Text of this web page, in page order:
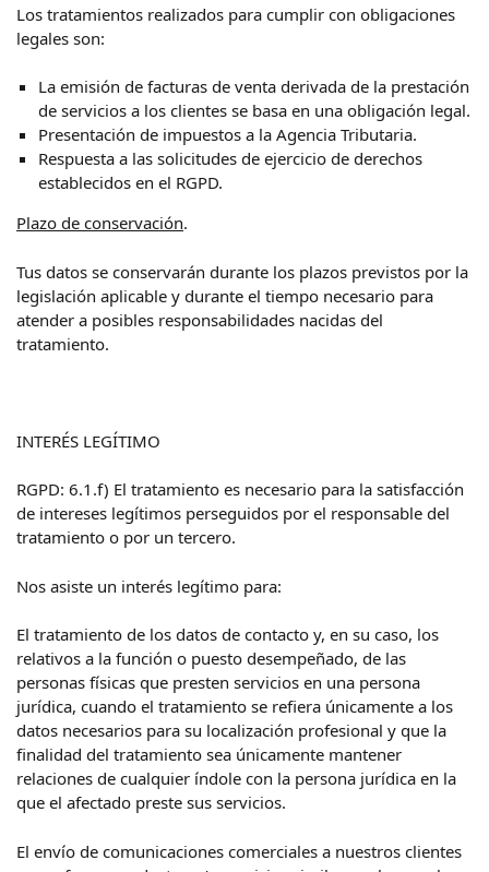
Los tratamientos realizados para cumplir con obligaciones
legales son:
La emisión de facturas de venta derivada de la prestación
de servicios a los clientes se basa en una obligación legal.
Presentación de impuestos a la Agencia Tributaria.
Respuesta a las solicitudes de ejercicio de derechos
establecidos en el RGPD.
Plazo de conservación.
Tus datos se conservarán durante los plazos previstos por la
legislación aplicable y durante el tiempo necesario para
atender a posibles responsabilidades nacidas del
tratamiento.
INTERÉS LEGÍTIMO
RGPD: 6.1.f) El tratamiento es necesario para la satisfacción
de intereses legítimos perseguidos por el responsable del
tratamiento o por un tercero.
Nos asiste un interés legítimo para:
El tratamiento de los datos de contacto y, en su caso, los
relativos a la función o puesto desempeñado, de las
personas físicas que presten servicios en una persona
jurídica, cuando el tratamiento se refiera únicamente a los
datos necesarios para su localización profesional y que la
finalidad del tratamiento sea únicamente mantener
relaciones de cualquier índole con la persona jurídica en la
que el afectado preste sus servicios.
El envío de comunicaciones comerciales a nuestros clientes